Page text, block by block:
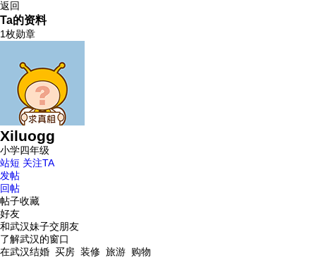
返回
Ta的资料
1枚勋章
Xiluogg
小学四年级
站短 关注TA
发帖
回帖
帖子收藏
好友
和武汉妹子交朋友
了解武汉的窗口
在武汉结婚 买房 装修 旅游 购物